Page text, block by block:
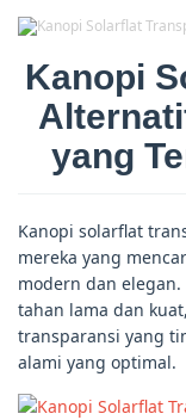
Kanopi
yang
Kanopi solarflat
mereka yang
modern dan
tahan lama dan
transparansi yang
alami yang optimal.